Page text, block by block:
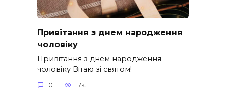
Привітання з днем народження
чоловіку
Привітання з днем народження
чоловіку Вітаю зі святом!
0 17к.